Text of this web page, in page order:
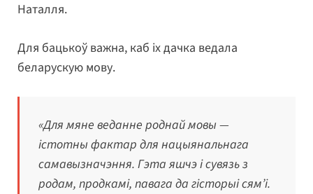
Наталля.
Для бацькоў важна, каб іх дачка ведала
беларускую мову.
«Для мяне веданне роднай мовы —
істотны фактар для нацыянальнага
самавызначэння. Гэта яшчэ і сувязь з
родам, продкамі, павага да гісторыі сям’і.